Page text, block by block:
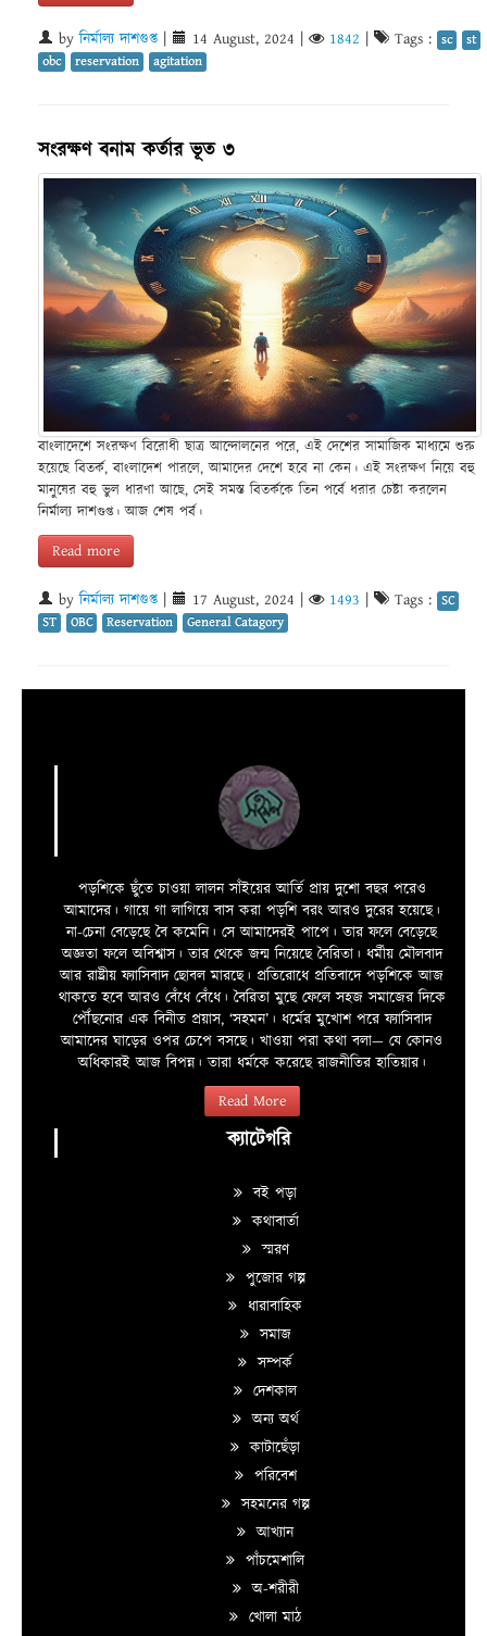
byনির্মাল্য দাশগুপ্ত 14 August, 2024 1842 Tags : sc
st
obc
reservation agitation
সংরক্ষণ বনাম কর্তার ভূত ৩
বাংলাদেশে সংরক্ষণ বিরোধী ছাত্র আন্দোলনের পরে, এই দেশের সামাজিক মাধ্যমে শুরু
হয়েছে বিতর্ক, বাংলাদেশ পারলে, আমাদের দেশে হবে না কেন। এই সংরক্ষণ নিয়ে বহু
মানুষের বহু ভুল ধারণা আছে, সেই সমস্ত বিতর্ককে তিন পর্বে ধরার চেষ্টা করলেন
নির্মাল্য দাশগুপ্ত। আজ শেষ পর্ব।
Read more
byনির্মাল্য দাশগুপ্ত 17 August, 2024 1493 Tags : SC
ST
OBC Reservation General Catagory
পড়শিকে ছুঁতে চাওয়া লালন সাঁইয়ের আর্তি প্রায় দুশো বছর পরেও
আমাদের। গায়ে গা লাগিয়ে বাস করা পড়শি বরং আরও দুরের হয়েছে।
না-চেনা বেড়েছে বৈ কমেনি। সে আমাদেরই পাপে। তার ফলে বেড়েছে
অজ্ঞতা ফলে অবিশ্বাস। তার থেকে জন্ম নিয়েছে বৈরিতা। ধর্মীয় মৌলবাদ
আর রাষ্ট্রীয় ফ্যাসিবাদ ছোবল মারছে। প্রতিরোধে প্রতিবাদে পড়শিকে আজ
থাকতে হবে আরও বেঁধে বেঁধে। বৈরিতা মুছে ফেলে সহজ সমাজের দিকে
পৌঁছনোর এক বিনীত প্রয়াস, ‘সহমন’। ধর্মের মুখোশ পরে ফ্যাসিবাদ
আমাদের ঘাড়ের ওপর চেপে বসছে। খাওয়া পরা কথা বলা—­­ যে কোনও
অধিকারই আজ বিপন্ন। তারা ধর্মকে করেছে রাজনীতির হাতিয়ার।
Read More
ক্যাটেগরি
বই পড়া
কথাবার্তা
স্মরণ
পুজোর গল্প
ধারাবাহিক
সমাজ
সম্পর্ক
দেশকাল
অন্য অর্থ
কাটাছেঁড়া
পরিবেশ
সহমনের গল্প
আখ্যান
পাঁচমেশালি
অ-শরীরী
খোলা মাঠ